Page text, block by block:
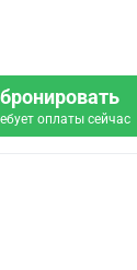
оплаты сейчас